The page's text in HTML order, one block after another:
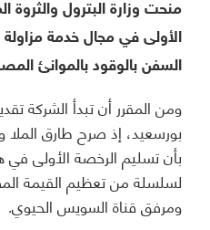
منحت وزارة البترول والثروة
الأولى في مجال خدمة مزاولة
السفن بالوقود بالموانئ
ومن المقرر أن تبدأ الشركة
بورسعيد، إذ صرح طارق الملا
بأن تسليم الرخصة الأولى في
لسلسلة من تعظيم القيمة
ومرفق قناة السويس الحيوي.